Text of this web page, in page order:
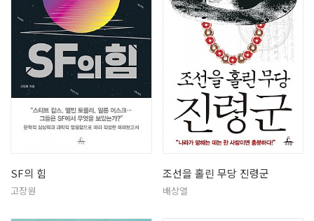
SF의 힘
고장원
조선을 홀린 무당 진령군
배상열